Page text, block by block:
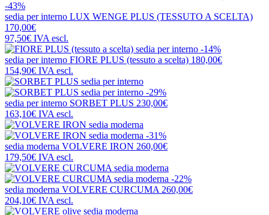
-43%
sedia per interno LUX WENGE PLUS (TESSUTO A SCELTA)
170,00€
97,50€ IVA escl.
-14%
sedia per interno FIORE PLUS (tessuto a scelta) 180,00€
154,90€ IVA escl.
-29%
sedia per interno SORBET PLUS 230,00€
163,10€ IVA escl.
-31%
sedia moderna VOLVERE IRON 260,00€
179,50€ IVA escl.
-22%
sedia moderna VOLVERE CURCUMA 260,00€
204,10€ IVA escl.